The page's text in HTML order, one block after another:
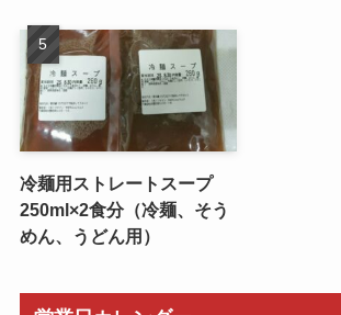
冷麺用ストレートスープ
250ml×2食分（冷麺、そう
めん、うどん用）